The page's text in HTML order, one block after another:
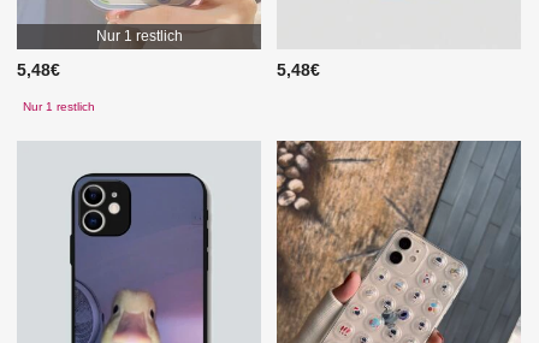
Nur 1 restlich
5,48€
Nur 1 restlich
5,48€